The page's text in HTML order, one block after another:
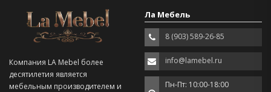
Компания LA Mebel более
десятилетия является
мебельным производителем и
Ла Мебель
8 (903) 589-26-85
info@lamebel.ru
Пн-Пт: 10:00-18:00